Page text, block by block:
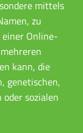
mittels
zu
Online-
kann, die
genetischen,
sozialen